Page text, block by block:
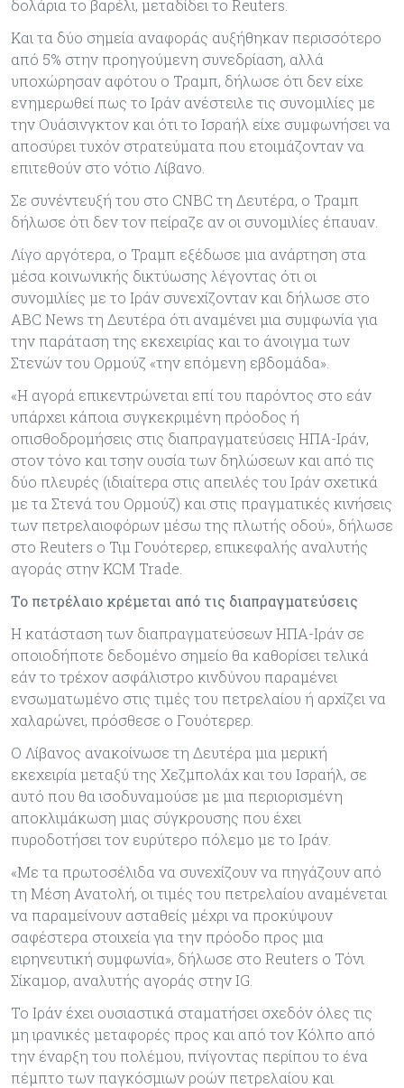
δολάρια το βαρέλι, μεταδίδει το Reuters.
Και τα δύο σημεία αναφοράς αυξήθηκαν περισσότερο
από 5% στην προηγούμενη συνεδρίαση, αλλά
υποχώρησαν αφότου ο Τραμπ, δήλωσε ότι δεν είχε
ενημερωθεί πως το Ιράν ανέστειλε τις συνομιλίες με
την Ουάσινγκτον και ότι το Ισραήλ είχε συμφωνήσει να
αποσύρει τυχόν στρατεύματα που ετοιμάζονταν να
επιτεθούν στο νότιο Λίβανο.
Σε συνέντευξή του στο CNBC τη Δευτέρα, ο Τραμπ
δήλωσε ότι δεν τον πείραζε αν οι συνομιλίες έπαυαν.
Λίγο αργότερα, ο Τραμπ εξέδωσε μια ανάρτηση στα
μέσα κοινωνικής δικτύωσης λέγοντας ότι οι
συνομιλίες με το Ιράν συνεχίζονταν και δήλωσε στο
ABC News τη Δευτέρα ότι αναμένει μια συμφωνία για
την παράταση της εκεχειρίας και το άνοιγμα των
Στενών του Ορμούζ «την επόμενη εβδομάδα».
«Η αγορά επικεντρώνεται επί του παρόντος στο εάν
υπάρχει κάποια συγκεκριμένη πρόοδος ή
οπισθοδρομήσεις στις διαπραγματεύσεις ΗΠΑ-Ιράν,
στον τόνο και τσην ουσία των δηλώσεων και από τις
δύο πλευρές (ιδιαίτερα στις απειλές του Ιράν σχετικά
με τα Στενά του Ορμούζ) και στις πραγματικές κινήσεις
των πετρελαιοφόρων μέσω της πλωτής οδού», δήλωσε
στο Reuters ο Τιμ Γουότερερ, επικεφαλής αναλυτής
αγοράς στην KCM Trade.
Το πετρέλαιο κρέμεται από τις διαπραγματεύσεις
Η κατάσταση των διαπραγματεύσεων ΗΠΑ-Ιράν σε
οποιοδήποτε δεδομένο σημείο θα καθορίσει τελικά
εάν το τρέχον ασφάλιστρο κινδύνου παραμένει
ενσωματωμένο στις τιμές του πετρελαίου ή αρχίζει να
χαλαρώνει, πρόσθεσε ο Γουότερερ.
Ο Λίβανος ανακοίνωσε τη Δευτέρα μια μερική
εκεχειρία μεταξύ της Χεζμπολάχ και του Ισραήλ, σε
αυτό που θα ισοδυναμούσε με μια περιορισμένη
αποκλιμάκωση μιας σύγκρουσης που έχει
πυροδοτήσει τον ευρύτερο πόλεμο με το Ιράν.
«Με τα πρωτοσέλιδα να συνεχίζουν να πηγάζουν από
τη Μέση Ανατολή, οι τιμές του πετρελαίου αναμένεται
να παραμείνουν ασταθείς μέχρι να προκύψουν
σαφέστερα στοιχεία για την πρόοδο προς μια
ειρηνευτική συμφωνία», δήλωσε στο Reuters ο Τόνι
Σίκαμορ, αναλυτής αγοράς στην IG.
Το Ιράν έχει ουσιαστικά σταματήσει σχεδόν όλες τις
μη ιρανικές μεταφορές προς και από τον Κόλπο από
την έναρξη του πολέμου, πνίγοντας περίπου το ένα
πέμπτο των παγκόσμιων ροών πετρελαίου και